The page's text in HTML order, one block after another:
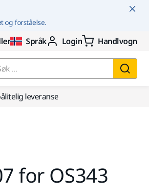
og forståelse.
Språk Login Handlvogn
...
leveranse
for OS343